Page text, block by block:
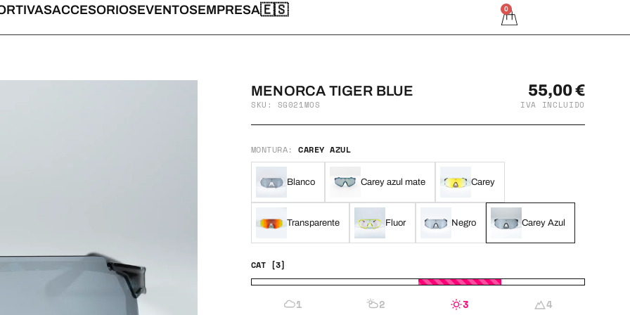
ACCESORIOSEVENTOSEMPRESA🇪🇸 0
MENORCA TIGER BLUE 55,00€
SKU: SG021MOS IVA INCLUIDO
MONTURA:CAREY AZUL
Blanco Carey azul mate Carey
Transparente Fluor Negro Carey Azul
CAT [3]
1 2 3 4